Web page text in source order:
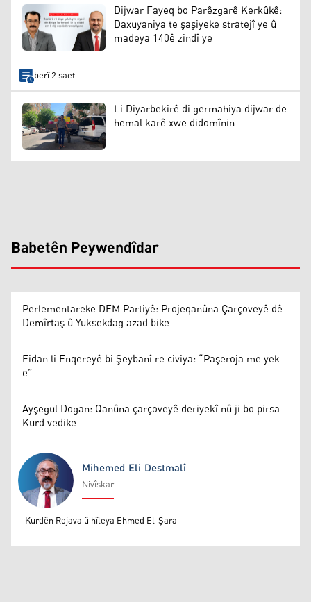
Dijwar Fayeq bo Parêzgarê Kerkûkê:
Daxuyaniya te şaşiyeke stratejî ye û
madeya 140ê zindî ye
berî 2 saet
Li Diyarbekirê di germahiya dijwar de
hemal karê xwe didomînin
Babetên Peywendîdar
Perlementareke DEM Partiyê: Projeqanûna Çarçoveyê dê
Demîrtaş û Yuksekdag azad bike
Fidan li Enqereyê bi Şeybanî re civiya: “Paşeroja me yek
e”
Ayşegul Dogan: Qanûna çarçoveyê deriyekî nû ji bo pirsa
Kurd vedike
Mihemed Eli Destmalî
Mihemed Eli Destmalî
Nivîskar
Kurdên Rojava û hîleya Ehmed El-Şara